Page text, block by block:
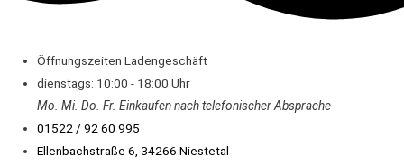
Öffnungszeiten Ladengeschäft
dienstags: 10:00 - 18:00 Uhr
Mo. Mi. Do.Fr. Einkaufennach telefonischer Absprache
01522 / 92 60 995
Ellenbachstraße 6, 34266 Niestetal